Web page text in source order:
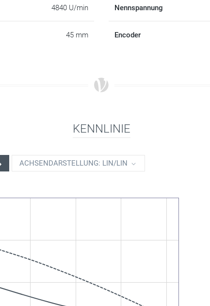
4840 U/min
45 mm
Nennspannung
Encoder
KENNLINIE
ACHSENDARSTELLUNG: LIN/LIN